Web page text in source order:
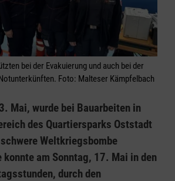
bei der Evakuierung und auch bei der
Foto: Malteser Kämpfelbach
Mai, wurde bei Bauarbeiten in
des Quartiersparks Oststadt
Weltkriegsbombe
konnte am Sonntag, 17. Mai in den
durch den